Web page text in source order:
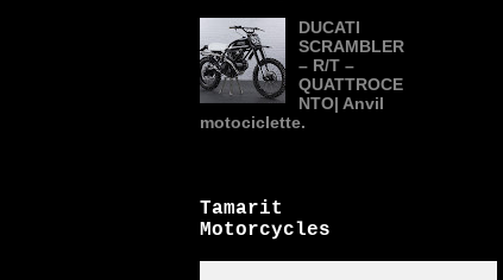
DUCATI
SCRAMBLER
– R/T –
QUATTROCE
NTO| Anvil
motociclette.
Tamarit
Motorcycles